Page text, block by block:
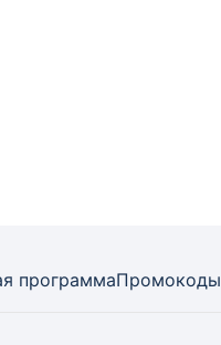
программаПромокоды